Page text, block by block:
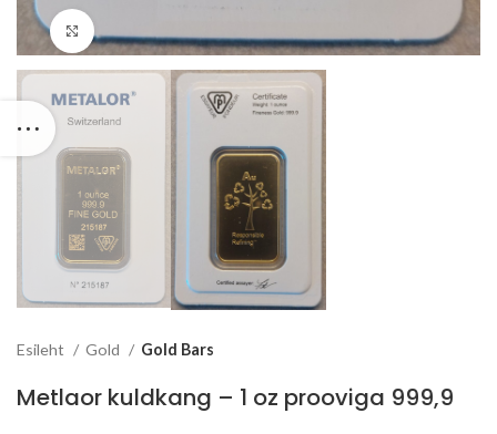
Suurenda
Esileht Gold Gold Bars
Metlaor kuldkang – 1 oz prooviga 999,9